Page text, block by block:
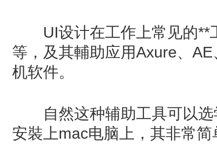
UI设计在工作上常见的**
等，及其輔助应用Axure、
机软件。
自然这种辅助工具可以选
安裝上mac电脑上，其非常